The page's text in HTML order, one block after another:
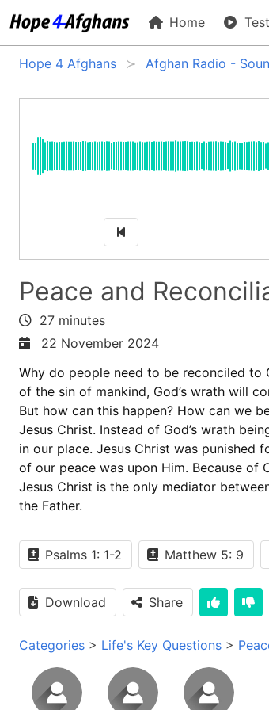
Home
Hope 4 Afghans Afghan Radio -
Peace and
27 minutes
22 November 2024
Why do people need to be reconciled to
of the sin of mankind, God’s wrath will
But how can this happen? How can we
Jesus Christ. Instead of God’s wrath
in our place. Jesus Christ was punished
of our peace was upon Him. Because of
Jesus Christ is the only mediator
the Father.
Psalms 1: 1-2 Matthew 5: 9
Download Share
Categories > Life's Key Questions >